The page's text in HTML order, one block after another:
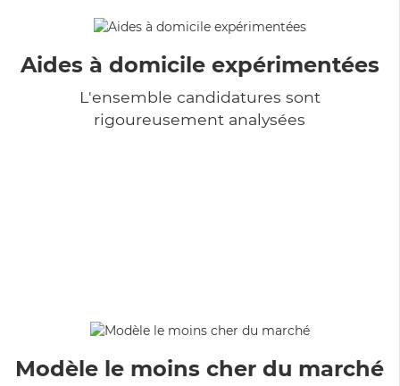
Aides à domicile expérimentées
L'ensemble candidatures sont
rigoureusement analysées
Modèle le moins cher du marché